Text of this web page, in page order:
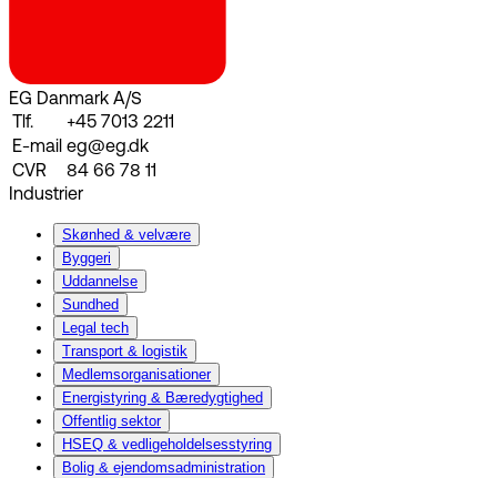
EG Danmark A/S
Tlf.
+45 7013 2211
E-mail eg@eg.dk
CVR
84 66 78 11
Industrier
Skønhed & velvære
Byggeri
Uddannelse
Sundhed
Legal tech
Transport & logistik
Medlemsorganisationer
Energistyring & Bæredygtighed
Offentlig sektor
HSEQ & vedligeholdelsesstyring
Bolig & ejendomsadministration